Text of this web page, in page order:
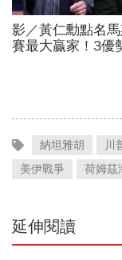
影／黃仁勳點名
賽最大贏家！3優
納坦雅胡 川
美伊戰爭
荷姆茲
延伸閱讀